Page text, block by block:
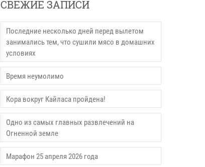
СВЕЖИЕ ЗАПИСИ
Последние несколько дней перед вылетом
занимались тем, что сушили мясо в домашних
условиях
Время неумолимо
Кора вокруг Кайласа пройдена!
Одно из самых главных развлечений на
Огненной земле
Марафон 25 апреля 2026 года